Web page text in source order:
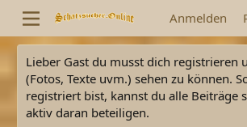
Anmelden
Lieber Gast du musst dich registrieren
(Fotos, Texte uvm.) sehen zu können.
registriert bist, kannst du alle Beiträge
aktiv daran beteiligen.